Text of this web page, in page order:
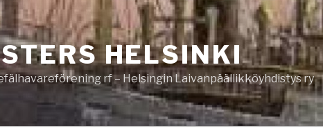
HELSINKI
rf – Helsingin Laivanpäällikköyhdistys ry